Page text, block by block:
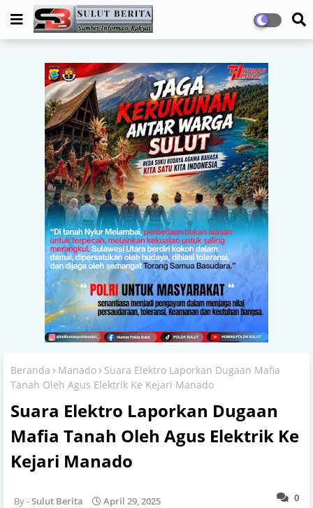
Beranda Manado
Suara Elektro Laporkan Dugaan Mafia
Tanah Oleh Agus Elektrik Ke Kejari Manado
Suara Elektro Laporkan Dugaan
Mafia Tanah Oleh Agus Elektrik Ke
Kejari Manado
0
Sulut Berita April 29, 2025